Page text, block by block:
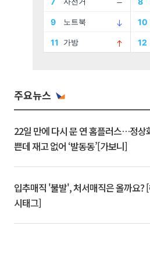
주요뉴스
22일 만에 다시 문 연 홈플러스…정상
쁜데 재고 없어 ‘발동동’[가보니]
입추매직 '불발', 처서매직은 올까요?
시태그]